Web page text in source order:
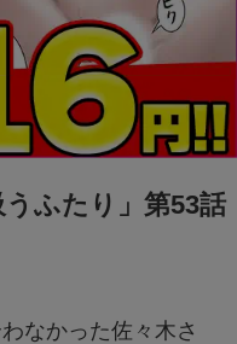
うふたり」第53話
なかった佐々木さ